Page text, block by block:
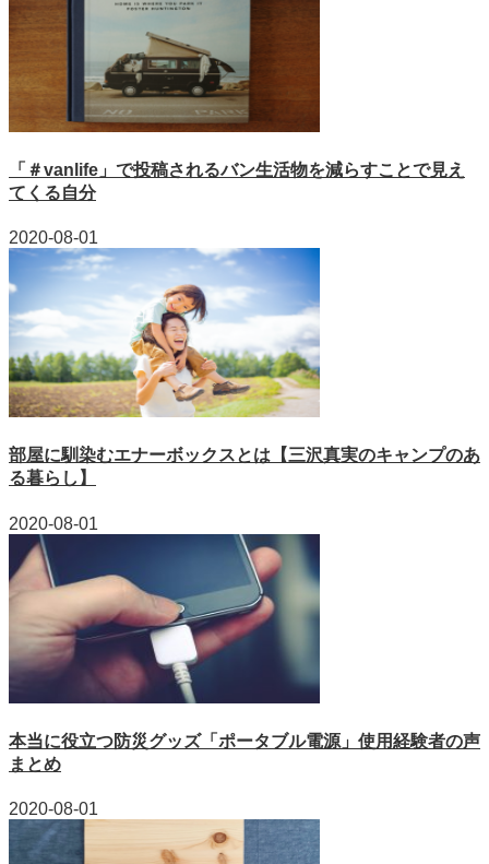
「＃vanlife」で投稿されるバン生活物を減らすことで見え
てくる自分
2020-08-01
部屋に馴染むエナーボックスとは【三沢真実のキャンプのあ
る暮らし】
2020-08-01
本当に役立つ防災グッズ「ポータブル電源」使用経験者の声
まとめ
2020-08-01